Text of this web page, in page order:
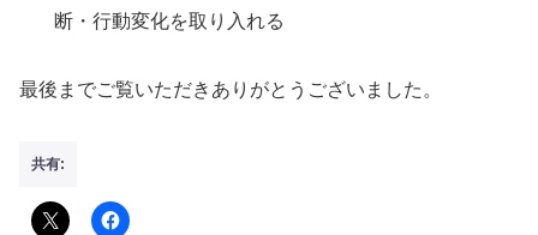
断・行動変化を取り入れる
最後までご覧いただきありがとうございました。
共有: